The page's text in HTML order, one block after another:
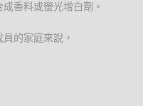
香料或螢光增白劑。
的家庭來說，